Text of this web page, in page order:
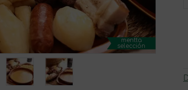
mentta
selección